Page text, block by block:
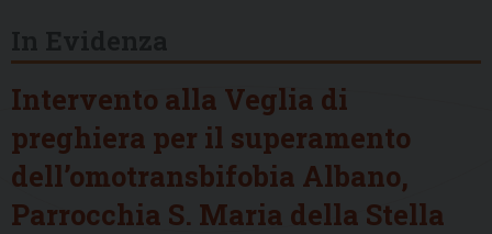
Intervento alla Veglia di
preghiera per il superamento
dell’omotransbifobia Albano,
Parrocchia S. Maria della Stella